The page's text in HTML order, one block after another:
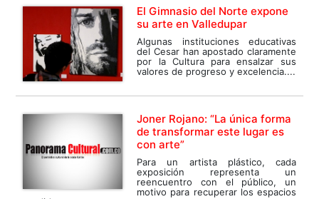
El Gimnasio del Norte expone
su arte en Valledupar
Algunas instituciones educativas
del Cesar han apostado claramente
por la Cultura para ensalzar sus
valores de progreso y excelencia....
Joner Rojano: “La única forma
de transformar este lugar es
con arte”
Para un artista plástico, cada
exposición representa un
reencuentro con el público, un
motivo para recuperar los espacios